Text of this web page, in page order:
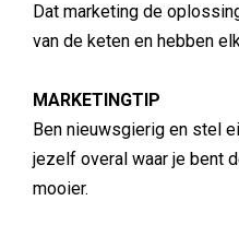
Dat marketing de
van de keten en hebben
MARKETINGTIP
Ben nieuwsgierig en stel
jezelf overal waar je bent
mooier.